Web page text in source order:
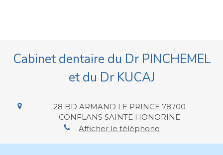
Cabinet dentaire du Dr PINCHEMEL
et du Dr KUCAJ
28 BD ARMAND LE PRINCE 78700
CONFLANS SAINTE HONORINE
Afficher le téléphone